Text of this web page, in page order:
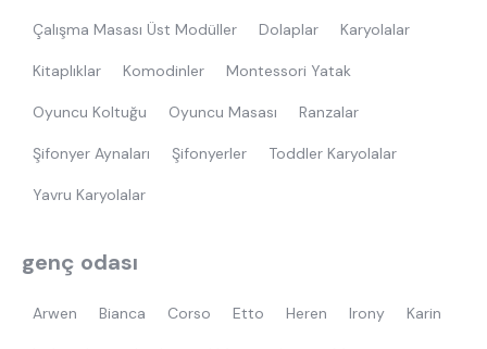
Çalışma Masası Üst Modüller Dolaplar Karyolalar
Kitaplıklar Komodinler Montessori Yatak
Oyuncu Koltuğu Oyuncu Masası Ranzalar
Şifonyer Aynaları Şifonyerler Toddler Karyolalar
Yavru Karyolalar
genç odası
Arwen Bianca Corso Etto Heren Irony Karin